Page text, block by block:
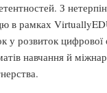
ресторанної справи
та спорту
публічного управління
З
в рамках
у розвиток цифрової
навчання й